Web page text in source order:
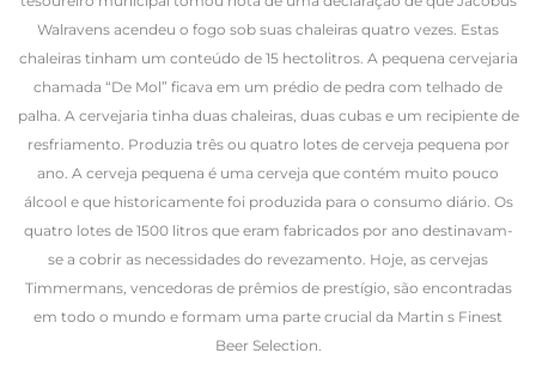
Walravens acendeu o fogo sob suas chaleiras quatro vezes. Estas
chaleiras tinham um conteúdo de 15 hectolitros. A pequena cervejaria
chamada “De Mol” ficava em um prédio de pedra com telhado de
palha. A cervejaria tinha duas chaleiras, duas cubas e um recipiente de
resfriamento. Produzia três ou quatro lotes de cerveja pequena por
ano. A cerveja pequena é uma cerveja que contém muito pouco
álcool e que historicamente foi produzida para o consumo diário. Os
quatro lotes de 1500 litros que eram fabricados por ano destinavam-
se a cobrir as necessidades do revezamento. Hoje, as cervejas
Timmermans, vencedoras de prêmios de prestígio, são encontradas
em todo o mundo e formam uma parte crucial da Martin s Finest
Beer Selection.